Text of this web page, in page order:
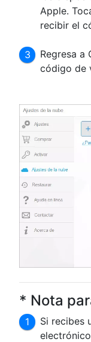
Apple.
recibir el
Regresa a
código de
* Nota
Si recibes